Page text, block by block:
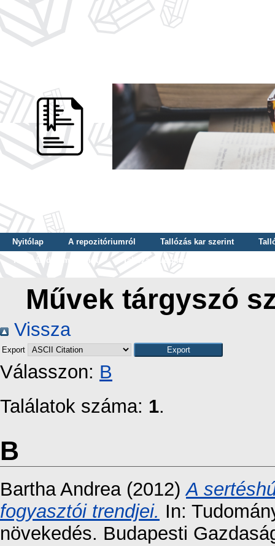
Nyitólap A repozitóriumról Tallózás kar szerint
Tallózás dátum szerint
Tallózás tudományterület szerint
Művek tárgyszó
Vissza
Export
Válasszon: B
Találatok száma: 1.
B
Bartha Andrea(2012)A
fogyasztói trendjei. In:
növekedés. Budapesti